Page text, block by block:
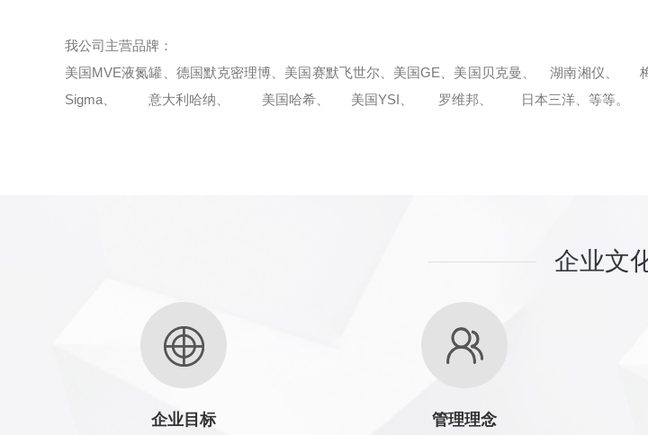
我公司主营品牌：
美国MVE液氮罐、德国默克密理博、美国赛默飞世尔、美国GE、美国贝克曼、 湖南湘
Sigma、 意大利哈纳、 美国哈希、 美国YSI、 罗维邦、 日本三洋、等等。
企业文
企业目标 管理理念